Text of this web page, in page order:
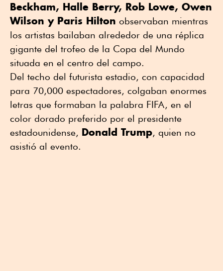
Beckham, Halle Berry, Rob Lowe, Owen
Wilson y Paris Hilton observaban mientras
los artistas bailaban alrededor de una réplica
gigante del trofeo de la Copa del Mundo
situada en el centro del campo.
Del techo del futurista estadio, con capacidad
para 70,000 espectadores, colgaban enormes
letras que formaban la palabra FIFA, en el
color dorado preferido por el presidente
estadounidense, Donald Trump, quien no
asistió al evento.